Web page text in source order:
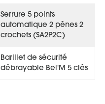
Serrure 5 points
automatique 2 pênes 2
crochets (SA2P2C)
Barillet de sécurité
débrayable Bel'M 5 clés